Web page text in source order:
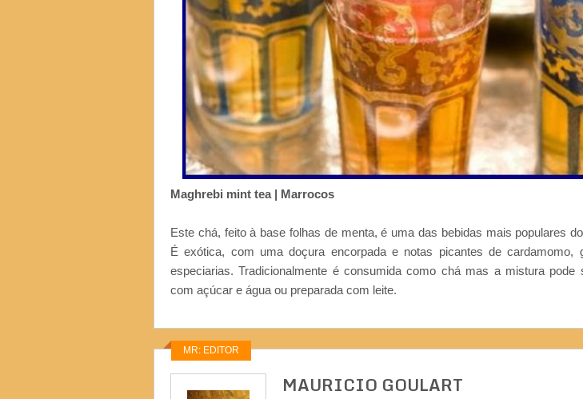
Maghrebi mint tea | Marrocos
Este chá, feito à base folhas de menta, é uma das bebidas mais populares
É exótica, com uma doçura encorpada e notas picantes de cardamomo,
especiarias. Tradicionalmente é consumida como chá mas a mistura pode
com açúcar e água ou preparada com leite.
MR: EDITOR
MAURICIO GOULART